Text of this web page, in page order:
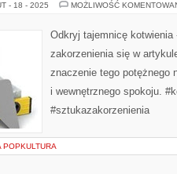
- 18 - 2025 MOŻLIWOŚĆ
Odkryj tajemnicę
zakorzenienia się w
znaczenie tego potężnego
i wewnętrznego spokoju.
#sztukazakorzenienia
POPKULTURA